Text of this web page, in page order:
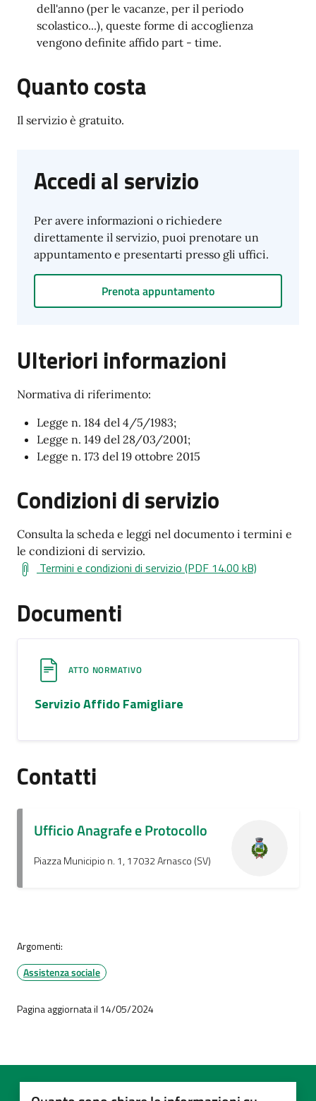
dell'anno (per le vacanze, per il periodo
scolastico...), queste forme di accoglienza
vengono definite affido part - time.
Quanto costa
Il servizio è gratuito.
Accedi al servizio
Per avere informazioni o richiedere
direttamente il servizio, puoi prenotare un
appuntamento e presentarti presso gli uffici.
Prenota appuntamento
Ulteriori informazioni
Normativa di riferimento:
Legge n. 184 del 4/5/1983;
Legge n. 149 del 28/03/2001;
Legge n. 173 del 19 ottobre 2015
Condizioni di servizio
Consulta la scheda e leggi nel documento i termini e
le condizioni di servizio.
Termini e condizioni di servizio (PDF 14.00 kB)
Documenti
ATTO NORMATIVO
Servizio Affido Famigliare
Contatti
Ufficio Anagrafe e Protocollo
Piazza Municipio n. 1, 17032 Arnasco (SV)
Argomenti:
Assistenza sociale
Pagina aggiornata il 14/05/2024